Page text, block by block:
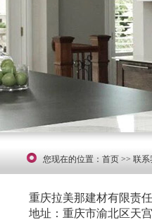
您现在的位置：首页 >> 联系
重庆拉美那建材有限责
地址：重庆市渝北区天